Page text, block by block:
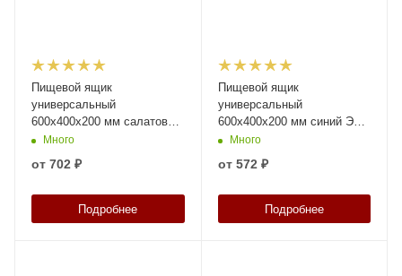
Пищевой ящик
универсальный
600х400х200 мм салатовый
ЭКО с перфорированными
Много
от 702 ₽
Подробнее
Пищевой ящик
универсальный
600х400х200 мм синий ЭКО
с перфорированными
Много
от 572 ₽
Подробнее